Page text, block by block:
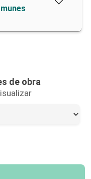
de obra